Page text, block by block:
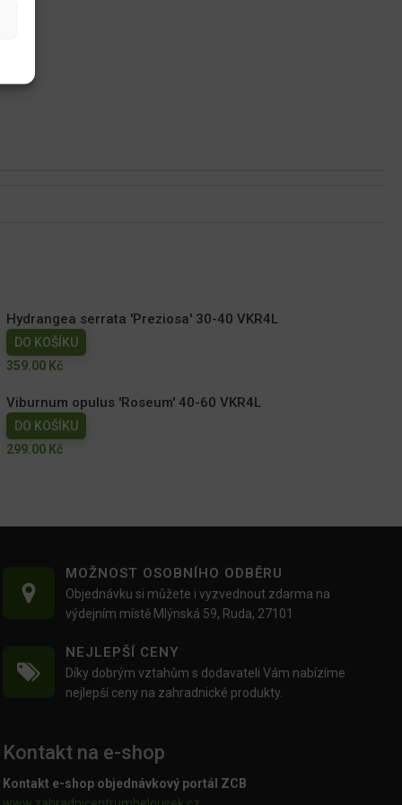
Hydrangea serrata 'Preziosa' 30-40 VKR4L
DO KOŠÍKU
359.00 Kč
Viburnum opulus 'Roseum' 40-60 VKR4L
DO KOŠÍKU
299.00 Kč
MOŽNOST OSOBNÍHO ODBĚRU
Objednávku si můžete i vyzvednout zdarma na
výdejním místě Mlýnská 59, Ruda, 27101
NEJLEPŠÍ CENY
Díky dobrým vztahům s dodavateli Vám nabízíme
nejlepší ceny na zahradnické produkty.
Kontakt na e-shop
Kontakt e-shop objednávkový portál ZCB